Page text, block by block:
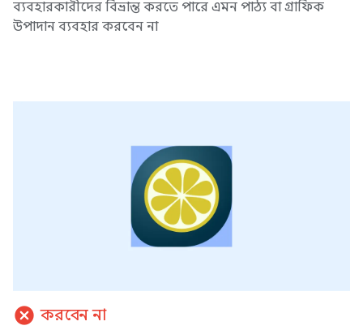
ব্যবহারকারীদের বিভ্রান্ত করতে পারে এমন পাঠ্য বা গ্রাফিক
উপাদান ব্যবহার করবেন না
cancel করবেন না